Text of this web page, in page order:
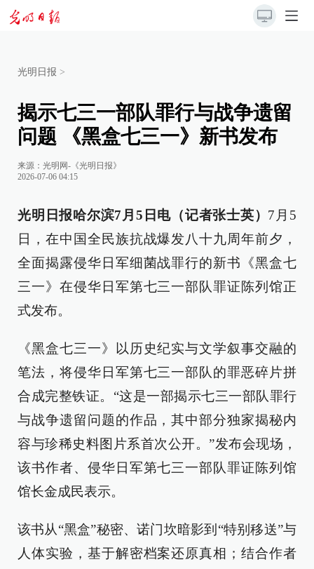
光明日报 >
揭示七三一部队罪行与战争遗留
问题 《黑盒七三一》新书发布
来源： 光明网-《光明日报》
2026-07-06 04:15
光明日报哈尔滨7月5日电（记者张士英） 7月5
日，在中国全民族抗战爆发八十九周年前夕，
全面揭露侵华日军细菌战罪行的新书《黑盒七
三一》在侵华日军第七三一部队罪证陈列馆正
式发布。
《黑盒七三一》以历史纪实与文学叙事交融的
笔法，将侵华日军第七三一部队的罪恶碎片拼
合成完整铁证。“这是一部揭示七三一部队罪行
与战争遗留问题的作品，其中部分独家揭秘内
容与珍稀史料图片系首次公开。”发布会现场，
该书作者、侵华日军第七三一部队罪证陈列馆
馆长金成民表示。
该书从“黑盒”秘密、诺门坎暗影到“特别移送”与
人体实验，基于解密档案还原真相；结合作者